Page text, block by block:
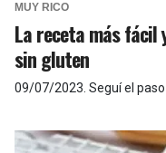
MUY RICO
La receta más fácil
sin gluten
09/07/2023 Seguí el